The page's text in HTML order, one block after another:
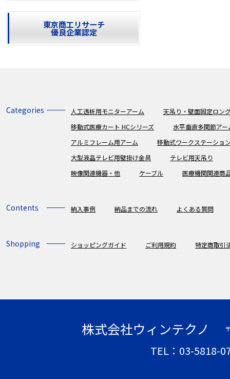
東京商工リサーチ
優良企業認定
Categories 人工透析用モニターアーム
天吊り・壁面固定ロン
移動式医療カート HCシリーズ
水平垂直多関節アー
アルミフレーム用アーム
移動式ワークステーショ
大型液晶テレビ用壁掛け金具
テレビ用天吊り
映像関連機器・他
ケーブル 医療機関関連商
Contents 納入事例 納品までの流れ よくある質問
Shopping ショッピングガイド ご利用規約 特定商取引
株式会社ウィンテクノ
TEL：03-5818-